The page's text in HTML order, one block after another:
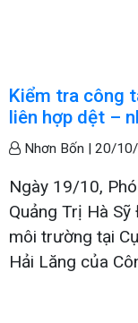
Kiểm tra công
liên hợp dệt –
Nhơn Bốn | 20/
Ngày 19/10,
Quảng Trị Hà
môi trường tại
Hải Lăng của